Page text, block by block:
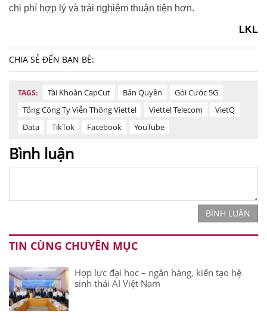
chi phí hợp lý và trải nghiệm thuận tiện hơn.
LKL
CHIA SẺ ĐẾN BẠN BÈ:
TAGS: Tài Khoản CapCut Bản Quyền
Gói Cước 5G
Tổng Công Ty Viễn Thông Viettel
Viettel Telecom
VietQ
Data
TikTok Facebook YouTube
Bình luận
BÌNH LUẬN
TIN CÙNG CHUYÊN MỤC
Hợp lực đại học – ngân hàng, kiến tạo hệ
sinh thái AI Việt Nam